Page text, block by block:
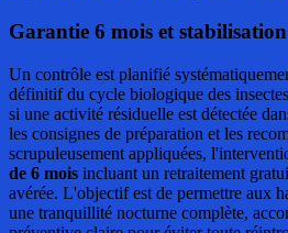
Garantie 6 mois et
Un contrôle est planifié
définitif du cycle biologique des
si une activité résiduelle est détectée
les consignes de préparation et les
scrupuleusement appliquées,
de 6 mois incluant un retraitement
avérée. L'objectif est de permettre aux
une tranquillité nocturne complète,